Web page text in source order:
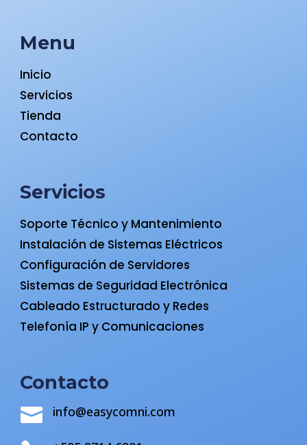
Menu
Inicio
Servicios
Tienda
Contacto
Servicios
Soporte Técnico y Mantenimiento
Instalación de Sistemas Eléctricos
Configuración de Servidores
Sistemas de Seguridad Electrónica
Cableado Estructurado y Redes
Telefonía IP y Comunicaciones
Contacto
 info@easycomni.com